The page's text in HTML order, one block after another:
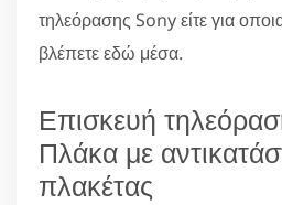
τηλεόρασης Sony είτε για
βλέπετε εδώ μέσα.
Επισκευή
Πλάκα με
πλακέτας